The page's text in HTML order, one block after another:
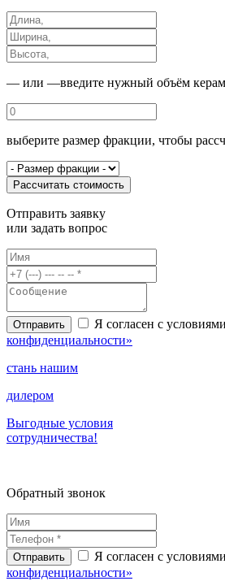
— или —введите нужный объём
выберите размер фракции, чтобы
Рассчитать стоимость
Отправить заявку
или задать вопрос
Я согласен с условиями
конфиденциальности»
стань нашим
дилером
Выгодные условия
сотрудничества!
Обратный звонок
Я согласен с условиями
конфиденциальности»